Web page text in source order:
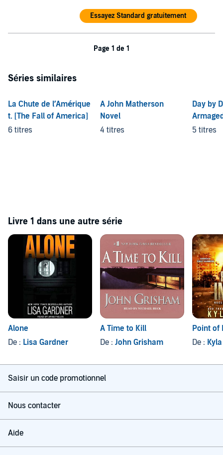
Essayez Standard gratuitement
Page 1 de 1
Séries similaires
La Chute de l’Amérique
t. [The Fall of America]
6 titres
A John Matherson
Novel
4 titres
Day by
5 titres
Livre 1 dans une autre série
Alone
De : Lisa Gardner
A Time to Kill
De : John Grisham
Point of
De :
Saisir un code promotionnel
Nous contacter
Aide